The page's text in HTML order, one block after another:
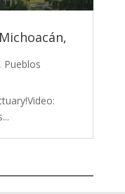
, Pueblos